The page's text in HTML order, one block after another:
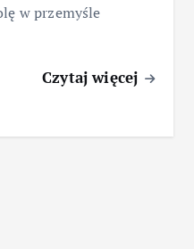
w przemyśle
Czytaj więcej